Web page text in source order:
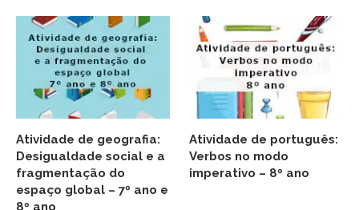
Atividade de geografia:
Desigualdade social e a
fragmentação do
espaço global – 7º ano e
8º ano
Atividade de português:
Verbos no modo
imperativo – 8º ano